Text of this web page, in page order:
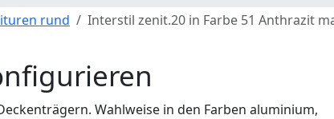
rund Interstil zenit.20 in Farbe 51 Anthrazit
Wahlweise in den Farben aluminium,